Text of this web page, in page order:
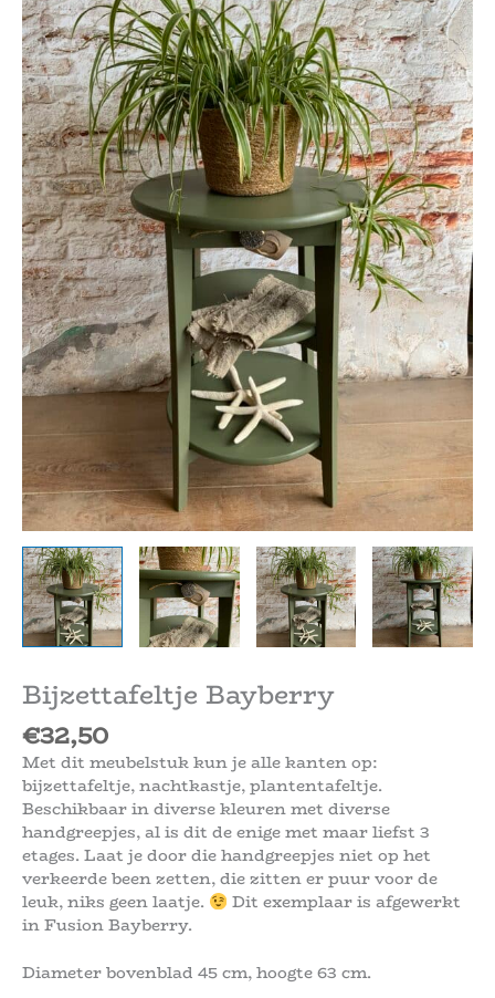
Bijzettafeltje Bayberry
€32,50
Met dit meubelstuk kun je alle kanten op:
bijzettafeltje, nachtkastje, plantentafeltje.
Beschikbaar in diverse kleuren met diverse
handgreepjes, al is dit de enige met maar liefst 3
etages. Laat je door die handgreepjes niet op het
verkeerde been zetten, die zitten er puur voor de
leuk, niks geen laatje.
Dit exemplaar is afgewerkt
in Fusion Bayberry.
Diameter bovenblad 45 cm, hoogte 63 cm.